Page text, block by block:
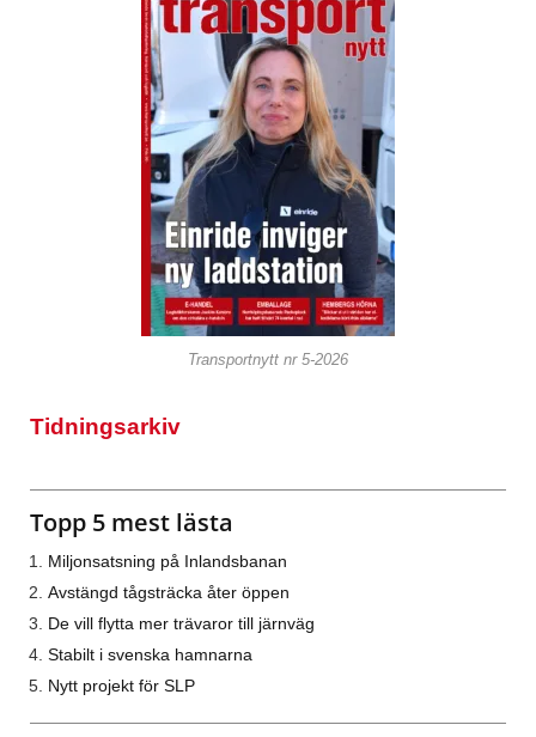
Transportnytt nr 5-2026
Tidningsarkiv
Topp 5 mest lästa
Miljonsatsning på Inlandsbanan
Avstängd tågsträcka åter öppen
De vill flytta mer trävaror till järnväg
Stabilt i svenska hamnarna
Nytt projekt för SLP